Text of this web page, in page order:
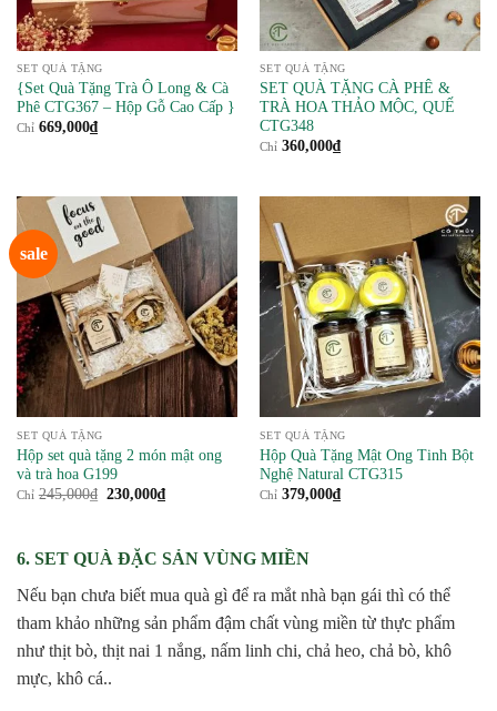
SET QUÀ TẶNG
{Set Quà Tặng Trà Ô Long & Cà
Phê CTG367 – Hộp Gỗ Cao Cấp }
Chỉ 669,000₫
SET QUÀ TẶNG
SET QUÀ TẶNG CÀ PHÊ &
TRÀ HOA THẢO MỘC, QUẾ
CTG348
Chỉ 360,000₫
sale
SET QUÀ TẶNG
Hộp set quà tặng 2 món mật ong
và trà hoa G199
Chỉ 245,000₫ Giá
230,000₫Giá
230,000₫.
SET QUÀ TẶNG
Hộp Quà Tặng Mật Ong Tinh Bột
Nghệ Natural CTG315
Chỉ 379,000₫
6. SET QUÀ ĐẶC SẢN VÙNG MIỀN
Nếu bạn chưa biết mua quà gì để ra mắt nhà bạn gái thì có thể
tham khảo những sản phẩm đậm chất vùng miền từ thực phẩm
như thịt bò, thịt nai 1 nắng, nấm linh chi, chả heo, chả bò, khô
mực, khô cá..